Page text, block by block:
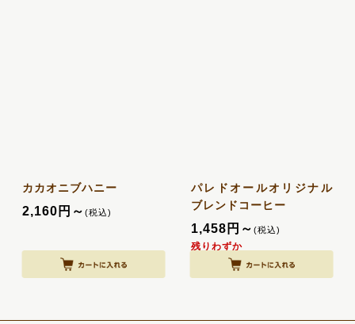
カカオニブハニー
2,160 円 ～(税込)
パレドオールオリジナル
ブレンドコーヒー
1,458 円 ～ (税込)
残りわずか